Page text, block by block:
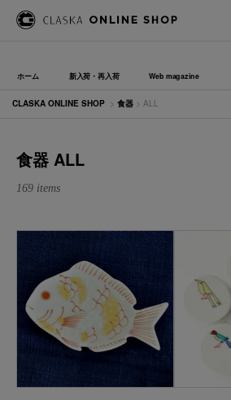
ホーム 新入荷・再入荷 Web magazine
CLASKA ONLINE SHOP > 食器 > ALL
食器 ALL
169 items